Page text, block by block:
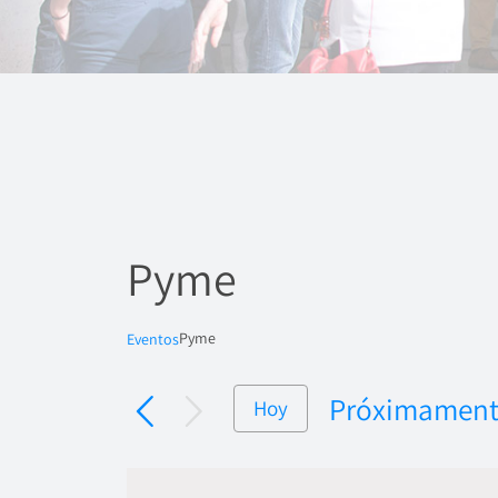
Pyme
EventosPyme
Hoy